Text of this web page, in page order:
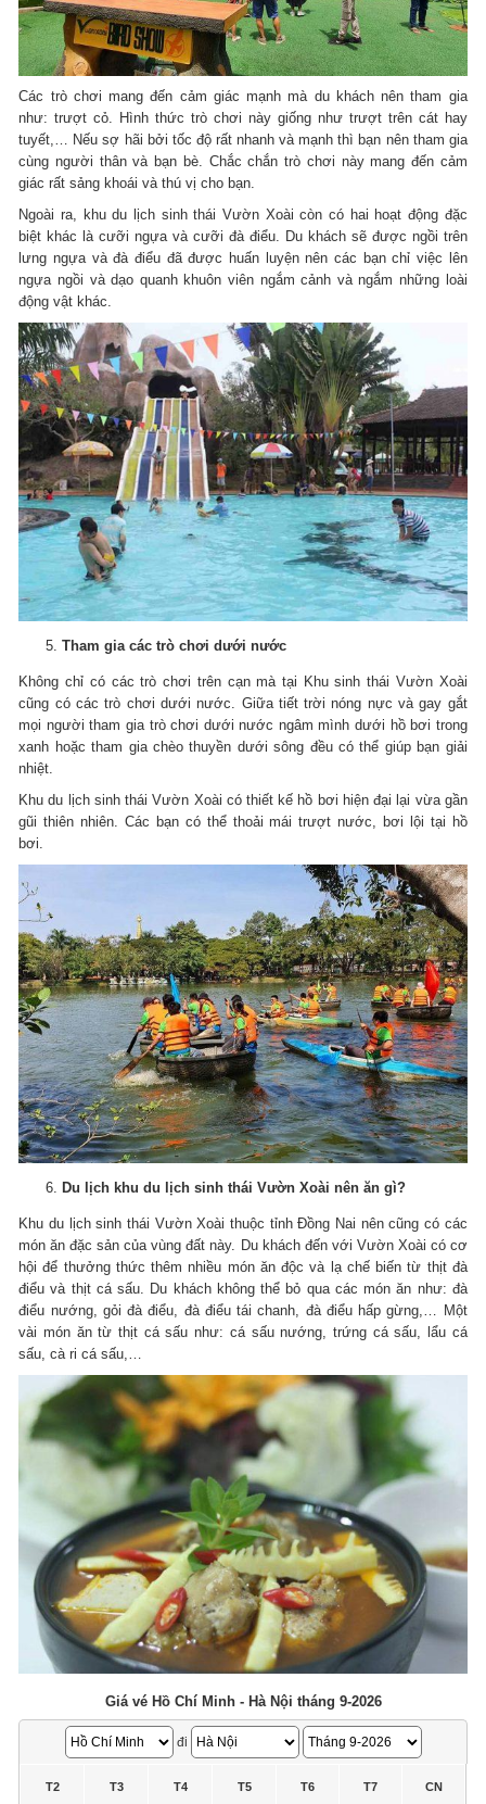
Các trò chơi mang đến cảm giác mạnh mà du khách nên tham gia
như: trượt cỏ. Hình thức trò chơi này giống như trượt trên cát hay
tuyết,… Nếu sợ hãi bởi tốc độ rất nhanh và mạnh thì bạn nên tham gia
cùng người thân và bạn bè. Chắc chắn trò chơi này mang đến cảm
giác rất sảng khoái và thú vị cho bạn.
Ngoài ra, khu du lịch sinh thái Vườn Xoài còn có hai hoạt động đặc
biệt khác là cưỡi ngựa và cưỡi đà điểu. Du khách sẽ được ngồi trên
lưng ngựa và đà điểu đã được huấn luyện nên các bạn chỉ việc lên
ngựa ngồi và dạo quanh khuôn viên ngắm cảnh và ngắm những loài
động vật khác.
Tham gia các trò chơi dưới nước
Không chỉ có các trò chơi trên cạn mà tại Khu sinh thái Vườn Xoài
cũng có các trò chơi dưới nước. Giữa tiết trời nóng nực và gay gắt
mọi người tham gia trò chơi dưới nước ngâm mình dưới hồ bơi trong
xanh hoặc tham gia chèo thuyền dưới sông đều có thể giúp bạn giải
nhiệt.
Khu du lịch sinh thái Vườn Xoài có thiết kế hồ bơi hiện đại lại vừa gần
gũi thiên nhiên. Các bạn có thể thoải mái trượt nước, bơi lội tại hồ
bơi.
Du lịch khu du lịch sinh thái Vườn Xoài nên ăn gì?
Khu du lịch sinh thái Vườn Xoài thuộc tỉnh Đồng Nai nên cũng có các
món ăn đặc sản của vùng đất này. Du khách đến với Vườn Xoài có cơ
hội để thưởng thức thêm nhiều món ăn độc và lạ chế biến từ thịt đà
điểu và thịt cá sấu. Du khách không thể bỏ qua các món ăn như: đà
điểu nướng, gỏi đà điểu, đà điểu tái chanh, đà điểu hấp gừng,… Một
vài món ăn từ thịt cá sấu như: cá sấu nướng, trứng cá sấu, lẩu cá
sấu, cà ri cá sấu,…
Giá vé Hồ Chí Minh - Hà Nội tháng 9-2026
đi
T2 T3 T4 T5 T6 T7 CN